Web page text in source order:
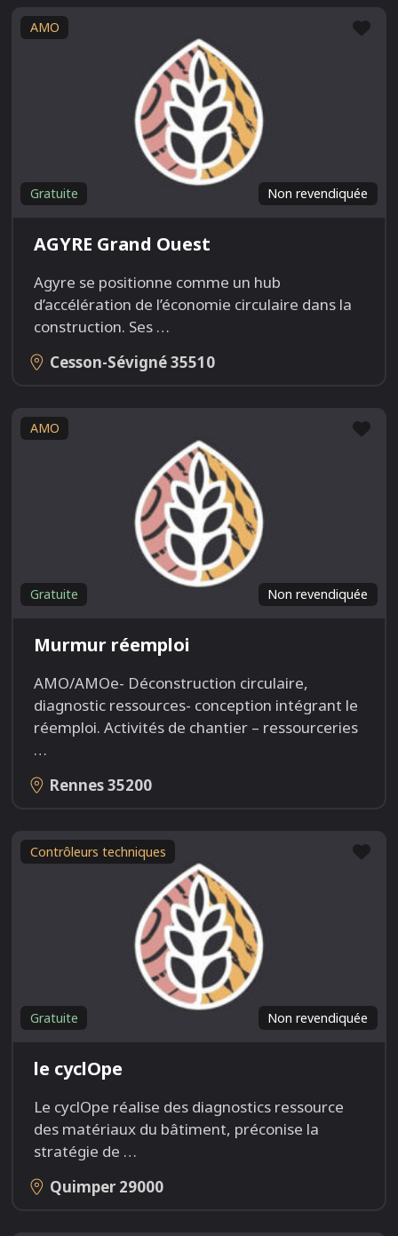
AMO
Non revendiquée
Gratuite
AGYRE Grand Ouest
Agyre se positionne comme un hub
d’accélération de l’économie circulaire dans la
construction. Ses …
Cesson-Sévigné35510
AMO
Non revendiquée
Gratuite
Murmur réemploi
AMO/AMOe- Déconstruction circulaire,
diagnostic ressources- conception intégrant le
réemploi. Activités de chantier – ressourceries
…
Rennes35200
Contrôleurs techniques
Non revendiquée
Gratuite
le cyclOpe
Le cyclOpe réalise des diagnostics ressource
des matériaux du bâtiment, préconise la
stratégie de …
Quimper 29000